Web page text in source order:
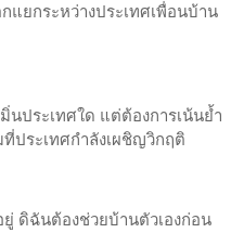
ยกระหว่างประเทศเพื่อนบ้าน
ประเทศใด แต่ต้องการเน้นย้ำ
ประเทศกำลังเผชิญวิกฤติ
ดิฉันต้องช่วยบ้านตัวเองก่อน